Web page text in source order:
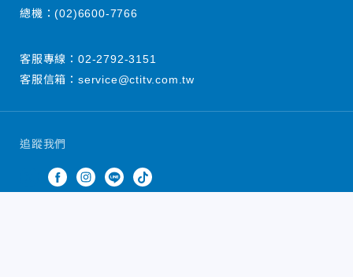
追蹤我們
總機：(02)6600-7766
客服專線： 02-2792-3151
客服信箱： service@ctitv.com.tw